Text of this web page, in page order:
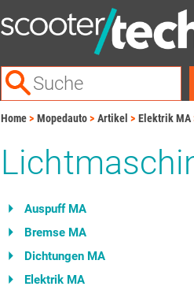
Home Mopedauto Artikel Elektrik MA
Auspuff MA
Bremse MA
Dichtungen MA
Elektrik MA